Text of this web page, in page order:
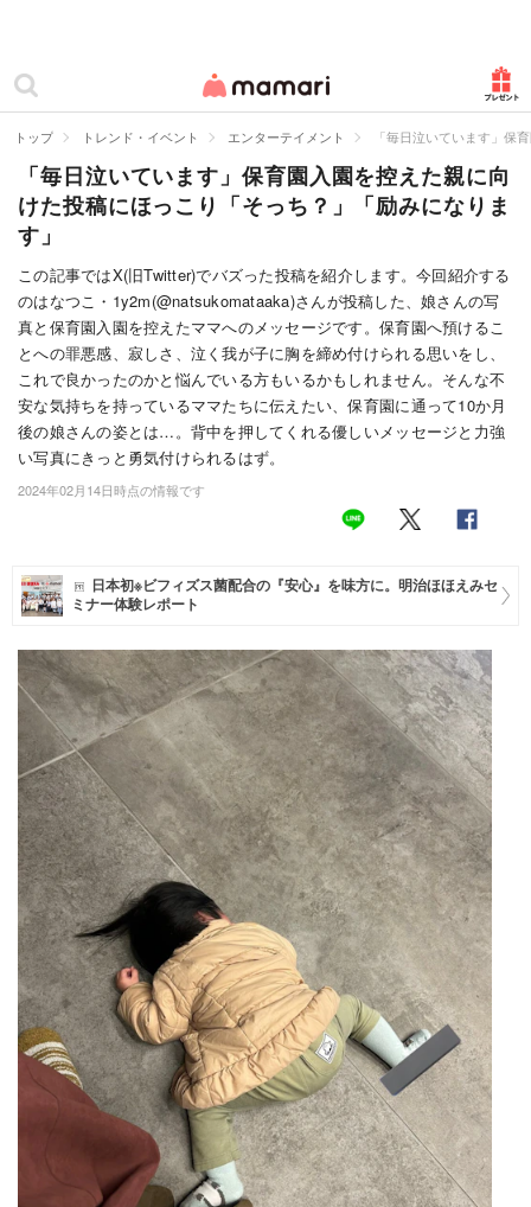
ママリ
カテゴリー一覧
妊娠
出産
赤ちゃん・育児
子育て・家族
病院
美容・ファッション
お仕事
マネー
トレンド・イベント
トップ トレンド・イベント エンターテイメント 「毎日泣いています」保
「毎日泣いています」保育園入園を控えた親に向
けた投稿にほっこり「そっち？」「励みになりま
す」
この記事ではX(旧Twitter)でバズった投稿を紹介します。今回紹介する
のはなつこ・1y2m(@natsukomataaka)さんが投稿した、娘さんの写
真と保育園入園を控えたママへのメッセージです。保育園へ預けるこ
とへの罪悪感、寂しさ、泣く我が子に胸を締め付けられる思いをし、
これで良かったのかと悩んでいる方もいるかもしれません。そんな不
安な気持ちを持っているママたちに伝えたい、保育園に通って10か月
後の娘さんの姿とは…。背中を押してくれる優しいメッセージと力強
い写真にきっと勇気付けられるはず。
2024年02月14日時点の情報です
日本初※ビフィズス菌配合の『安心』を味方に。明治ほほえみセ
ミナー体験レポート